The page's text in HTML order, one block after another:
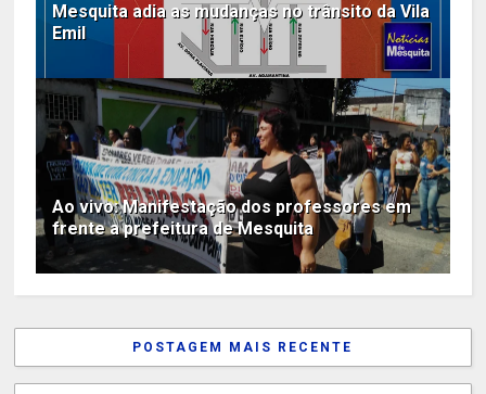
Mesquita adia as mudanças no trânsito da Vila
Emil
Ao vivo: Manifestação dos professores em
frente a prefeitura de Mesquita
POSTAGEM MAIS RECENTE